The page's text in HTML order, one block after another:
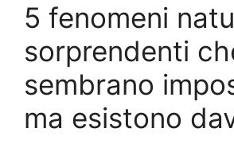
5 fenomeni
sorprendenti
sembrano
ma esistono